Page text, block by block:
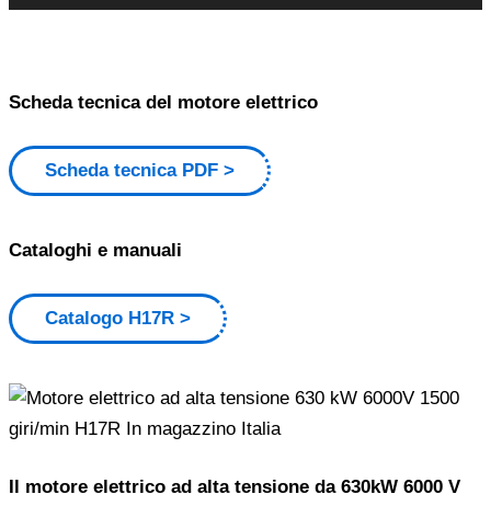
Scheda tecnica del motore elettrico
Scheda tecnica PDF
Cataloghi e manuali
Catalogo H17R
Il motore elettrico ad alta tensione da 630kW 6000 V